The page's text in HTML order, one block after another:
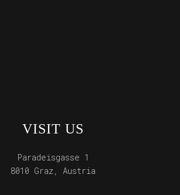
VISIT US
Paradeisgasse 1
8010 Graz, Austria